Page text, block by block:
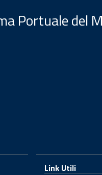
Portuale del
Link Utili